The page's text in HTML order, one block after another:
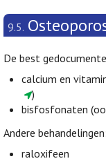
9.5.
De best
calcium en
)
bisfosfonaten
Andere behandelingen:
raloxifeen